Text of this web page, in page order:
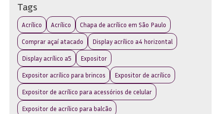
COMO CONQUISTAR O TROFÉU MELHOR GOLEIRO EM
COMPETIÇÕES
COMO ESCOLHER A MELHOR PORTA REVISTA DE
ACRÍLICO PARA SUA CASA
COMO ESCOLHER A PLACA DE TROFÉU IDEAL PARA SEUS
EVENTOS
Tags
Acrílico Acrílico Chapa de acrílico em São Paulo
Comprar açaí atacado Display acrílico a4 horizontal
Display acrílico a5 Expositor
Expositor acrílico para brincos Expositor de acrílico
Expositor de acrílico para acessórios de celular
Expositor de acrílico para balcão